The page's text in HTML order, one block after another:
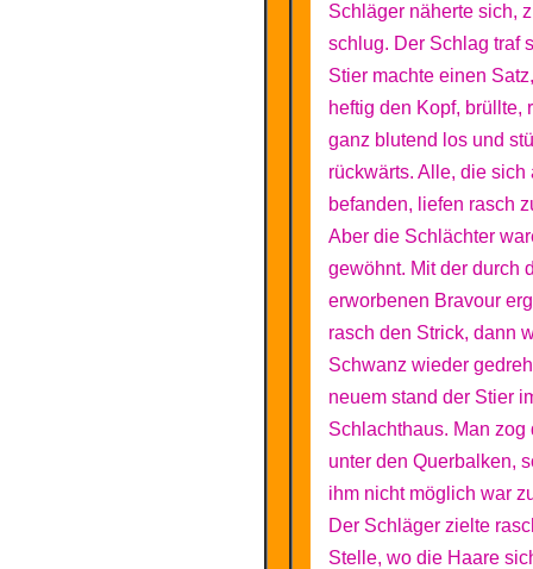
Schläger näherte sich,
schlug. Der Schlag traf
Stier machte einen
heftig den Kopf, brüllte,
ganz blutend los und
rückwärts. Alle, die sich
befanden, liefen rasch
Aber die Schlächter
gewöhnt. Mit der durch
erworbenen Bravour
rasch den Strick, dann
Schwanz wieder
neuem stand der Stier
Schlachthaus. Man zog
unter den Querbalken,
ihm nicht möglich war
Der Schläger zielte
Stelle, wo die Haare